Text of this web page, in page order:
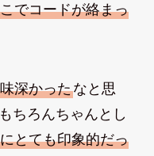
でコードが絡まっ
深かったなと思
ちろんちゃんとし
とても印象的だっ